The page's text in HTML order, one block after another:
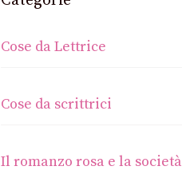
Cose da Lettrice
Cose da scrittrici
Il romanzo rosa e la società